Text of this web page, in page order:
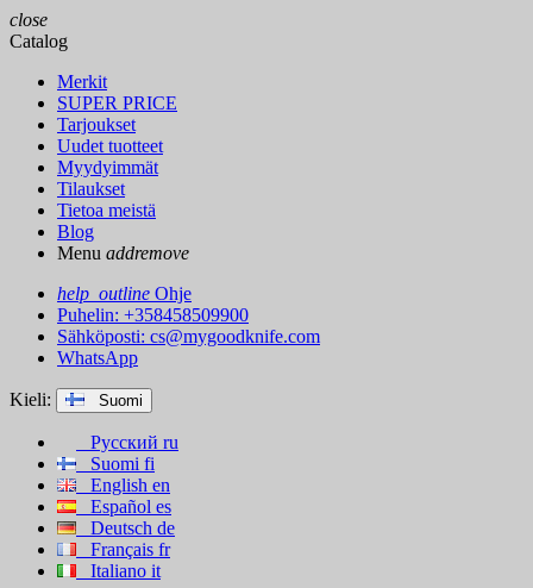
close
Catalog
Merkit
SUPER PRICE
Tarjoukset
Uudet tuotteet
Myydyimmät
Tilaukset
Tietoa meistä
Blog
Menu addremove
help_outline Ohje
Puhelin: +358458509900
Sähköposti: cs@mygoodknife.com
WhatsApp
Kieli: Suomi
Русский ru
Suomi fi
English en
Español es
Deutsch de
Français fr
Italiano it